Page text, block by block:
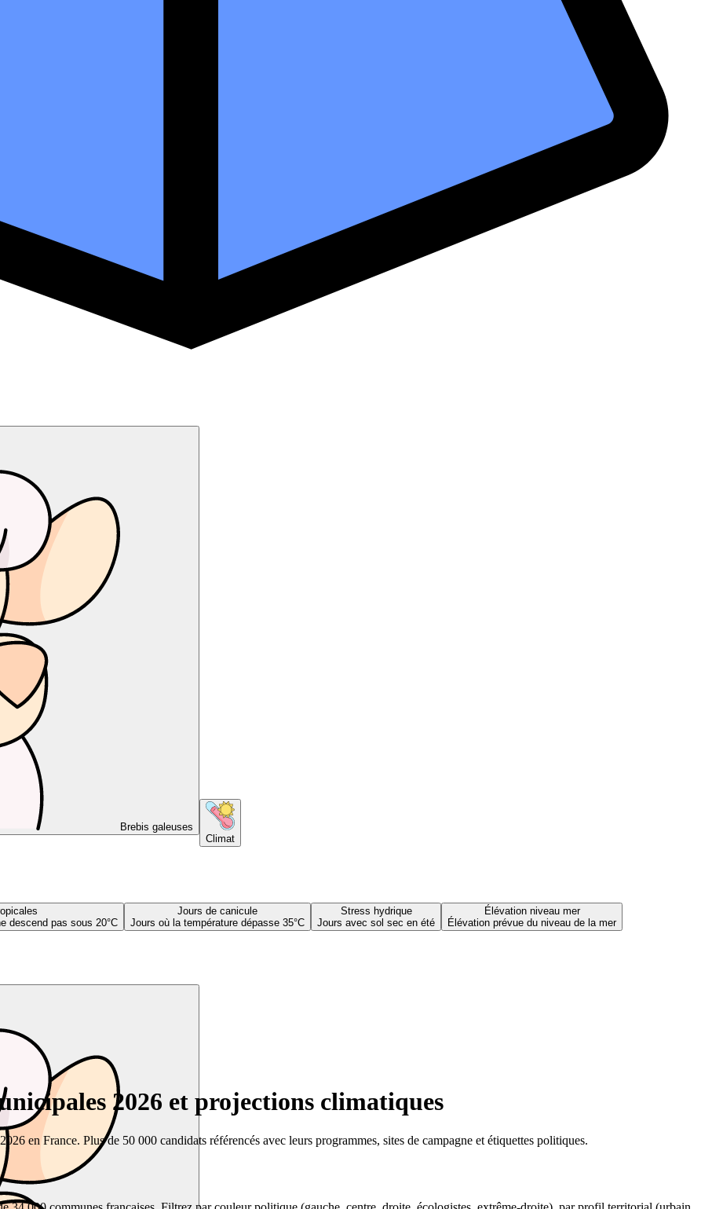
Brebis galeuses
Climat
descend pas sous 20°C
Jours de canicule
Jours où la température dépasse 35°C
Stress hydrique
Jours avec sol sec en été
Élévation niveau mer
Élévation prévue du niveau de la mer
2026 et projections climatiques
en France. Plus de 50 000 candidats référencés avec leurs programmes, sites de campagne et étiquettes politiques.